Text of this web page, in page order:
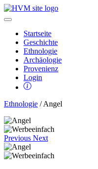
Startseite
Geschichte
Ethnologie
Archäologie
Provenienz
Login
Ethnologie / Angel
Previous Next